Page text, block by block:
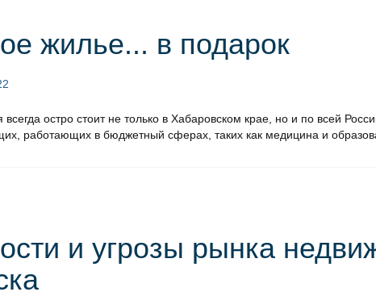
жилье... в подарок
всегда остро стоит не только в Хабаровском крае, но и по всей
работающих в бюджетный сферах, таких как медицина и
и угрозы рынка